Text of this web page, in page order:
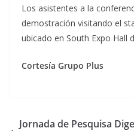
Los asistentes a la
demostración visitando el
ubicado en South Expo Hall
Cortesía Grupo Plus
Jornada de Pesquisa